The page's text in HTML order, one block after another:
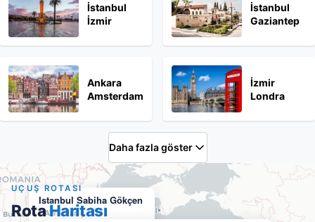
İstanbul
İzmir
İstanbul
Gaziantep
Ankara
Amsterdam
İzmir
Londra
Daha fazla göster
Istanbul Sabiha Gökçen
SAW·Varış
UÇUŞ ROTASI
RotaHaritası